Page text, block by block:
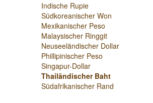
Indische Rupie
Südkoreanischer Won
Mexikanischer Peso
Malaysischer Ringgit
Neuseeländischer Dollar
Phillipinischer Peso
Singapur-Dollar
Thailändischer Baht
Südafrikanischer Rand